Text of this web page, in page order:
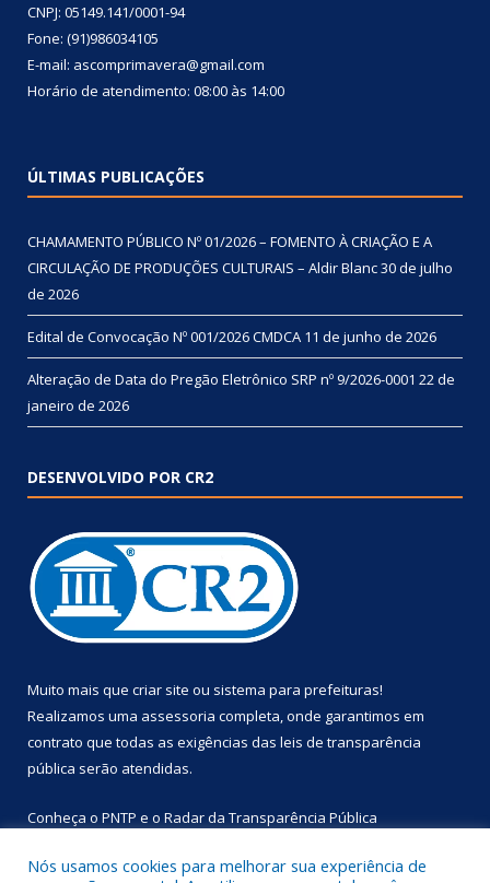
CNPJ: 05149.141/0001-94
Fone: (91)986034105
E-mail: ascomprimavera@gmail.com
Horário de atendimento: 08:00 às 14:00
ÚLTIMAS PUBLICAÇÕES
CHAMAMENTO PÚBLICO Nº 01/2026 – FOMENTO À CRIAÇÃO E A
CIRCULAÇÃO DE PRODUÇÕES CULTURAIS – Aldir Blanc30 de julho
de 2026
Edital de Convocação Nº 001/2026 CMDCA 11 de junho de 2026
Alteração de Data do Pregão Eletrônico SRP nº 9/2026-0001 22 de
janeiro de 2026
DESENVOLVIDO POR CR2
Muito mais que criar site ou sistema para prefeituras!
Realizamos uma assessoria completa, onde garantimos em
contrato que todas as exigências das leis de transparência
pública serão atendidas.
Conheça o PNTP e o Radar da Transparência Pública
Nós usamos cookies para melhorar sua experiência de